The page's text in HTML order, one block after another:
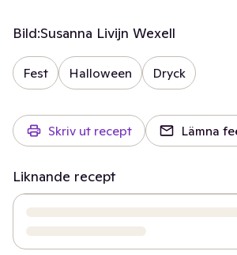
Bild:Susanna Livijn Wexell
Fest Halloween Dryck
Skriv ut recept Lämna
Liknande recept